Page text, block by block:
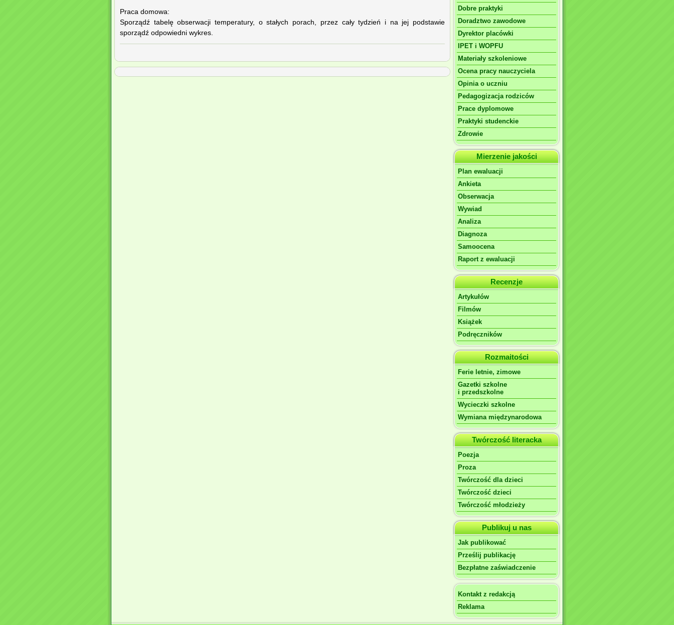
Praca domowa:
Sporządź tabelę obserwacji temperatury, o stałych porach, przez cały tydzień i na jej podstawie
sporządź odpowiedni wykres.
Dobre praktyki
Doradztwo zawodowe
Dyrektor placówki
IPET i WOPFU
Materiały szkoleniowe
Ocena pracy nauczyciela
Opinia o uczniu
Pedagogizacja rodziców
Prace dyplomowe
Praktyki studenckie
Zdrowie
Mierzenie jakości
Plan ewaluacji
Ankieta
Obserwacja
Wywiad
Analiza
Diagnoza
Samoocena
Raport z ewaluacji
Recenzje
Artykułów
Filmów
Książek
Podręczników
Rozmaitości
Ferie letnie, zimowe
Gazetki szkolne
i przedszkolne
Wycieczki szkolne
Wymiana międzynarodowa
Twórczość literacka
Poezja
Proza
Twórczość dla dzieci
Twórczość dzieci
Twórczość młodzieży
Publikuj u nas
Jak publikować
Prześlij publikację
Bezpłatne zaświadczenie
Kontakt z redakcją
Reklama